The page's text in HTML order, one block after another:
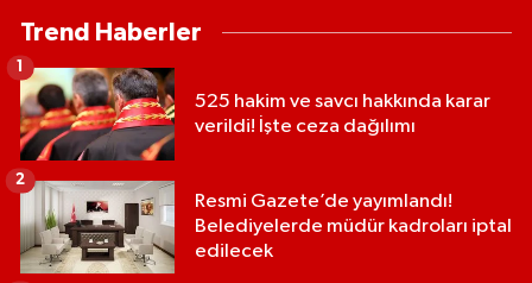
Trend Haberler
525 hakim ve savcı hakkında karar
verildi! İşte ceza dağılımı
1
Resmi Gazete’de yayımlandı!
Belediyelerde müdür kadroları iptal
edilecek
2